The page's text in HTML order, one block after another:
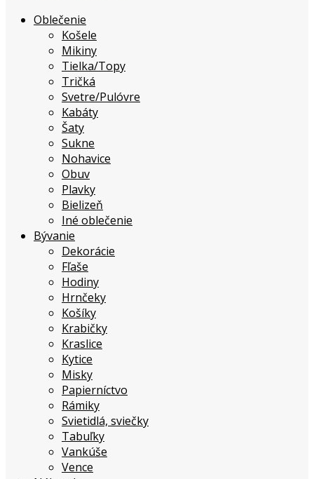
Oblečenie
Košele
Mikiny
Tielka/Topy
Tričká
Svetre/Pulóvre
Kabáty
Šaty
Sukne
Nohavice
Obuv
Plavky
Bielizeň
Iné oblečenie
Bývanie
Dekorácie
Fľaše
Hodiny
Hrnčeky
Košíky
Krabičky
Kraslice
Kytice
Misky
Papierníctvo
Rámiky
Svietidlá, sviečky
Tabuľky
Vankúše
Vence